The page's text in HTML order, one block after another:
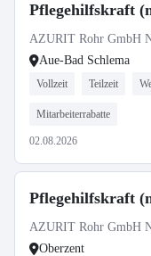
Pflegehilfskraft
AZURIT Rohr GmbH
Aue-Bad Schlema
Vollzeit Teilzeit
Mitarbeiterrabatte
02.08.2026
Pflegehilfskraft
AZURIT Rohr GmbH
Oberzent